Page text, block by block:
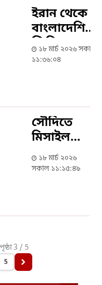
হবে
জামাত
ইরান থেকে
ফিরিয়ে
আনার
১৮ মার্চ ২০২৬ সকাল
১১:৩৬:০৪
সৌদিতে
মিসাইল
হামলায়
আহত
১৮ মার্চ ২০২৬
সকাল ১১:১৫:৪৯
3 / 5
5